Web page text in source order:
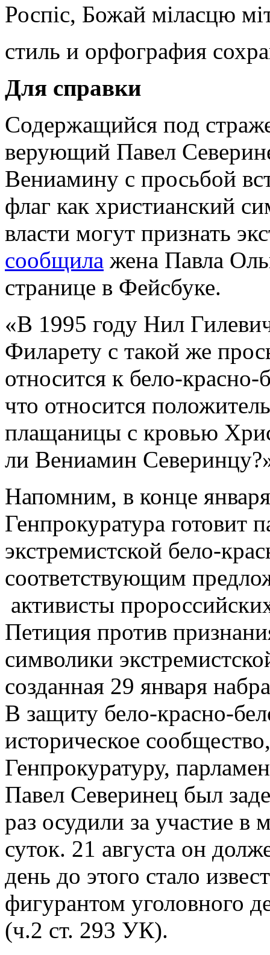
Роспіс, Божай міласцю
стиль и орфография
Для справки
Содержащийся под
верующий Павел
Вениамину с просьбой
флаг как христианский
власти могут признать
сообщила жена Павла
странице в Фейсбуке.
«В 1995 году Нил
Филарету с такой же
относится к бело-
что относится
плащаницы с кровью
ли Вениамин
Напомним, в конце
Генпрокуратура готовит
экстремистской бело-
соответствующим
активисты
Петиция против
символики
созданная 29 января
В защиту бело-красно-
историческое
Генпрокуратуру,
Павел Северинец был
раз осудили за участие
суток. 21 августа он
день до этого стало
фигурантом уголовного
(ч.2 ст. 293 УК).